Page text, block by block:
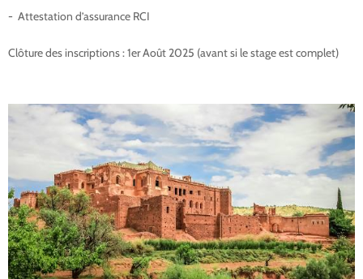
- Attestation d’assurance RCI
Clôture des inscriptions : 1er Août 2025 (avant si le stage est complet)